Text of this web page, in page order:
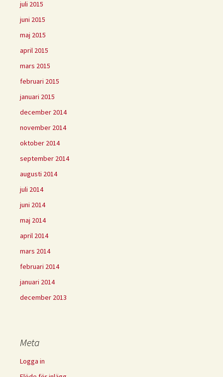
juli 2015
juni 2015
maj 2015
april 2015
mars 2015
februari 2015
januari 2015
december 2014
november 2014
oktober 2014
september 2014
augusti 2014
juli 2014
juni 2014
maj 2014
april 2014
mars 2014
februari 2014
januari 2014
december 2013
Meta
Logga in